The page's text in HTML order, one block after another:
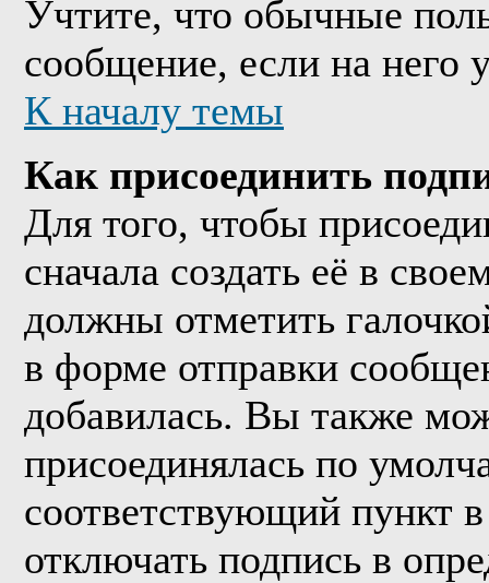
Учтите, что обычные
сообщение, если на него
К началу темы
Как присоединить
Для того, чтобы
сначала создать её в
должны отметить
в форме отправки
добавилась. Вы также
присоединялась по
соответствующий пункт
отключать подпись в